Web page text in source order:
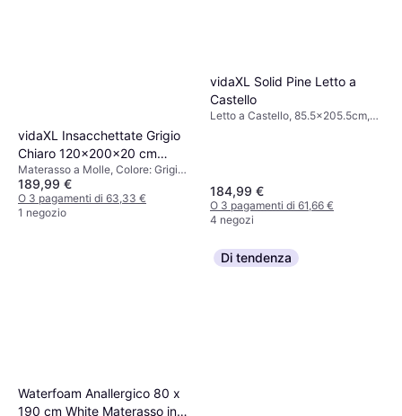
vidaXL Insacchettate Grigio
Chiaro 120x200x20 cm
Materasso a Molle
Materasso a Molle, Colore: Grigio,
Riempimento: Schiuma, Materiale:
Poliestere, Tessuto, Spessore
Materasso: 20 cm, Fermezza:
189,99 €
O 3 pagamenti di 63,33 €
1 negozio
vidaXL Solid Pine Letto a
Castello
Letto a Castello, 85.5x205.5cm,
184,99 €
O 3 pagamenti di 61,66 €
4 negozi
Waterfoam Anallergico 80 x
190 cm White Materasso in
Di tendenza